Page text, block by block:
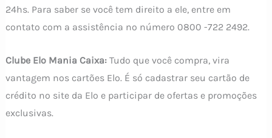
24hs. Para saber se você tem direito a ele, entre em
contato com a assistência no número 0800 -722 2492.
Clube Elo Mania Caixa:Tudo que você compra, vira
vantagem nos cartões Elo. É só cadastrar seu cartão de
crédito no site da Elo e participar de ofertas e promoções
exclusivas.